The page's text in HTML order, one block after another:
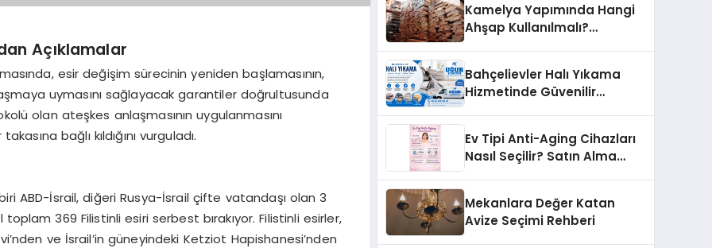
Açıklamalar
esir değişim sürecinin yeniden başlamasının,
uymasını sağlayacak garantiler doğrultusunda
olan ateşkes anlaşmasının uygulanmasını
bağlı kıldığını vurguladı.
ABD-İsrail, diğeri Rusya-İsrail çifte vatandaşı olan 3
toplam 369 Filistinli esiri serbest bırakıyor. Filistinli esirler,
ve İsrail’in güneyindeki Ketziot Hapishanesi’nden
Kamelya Yapımında Hangi
Ahşap Kullanılmalı?
Bahçelievler Halı Yıkama
Hizmetinde Güvenilir
Ev Tipi Anti-Aging Cihazları
Nasıl Seçilir? Satın Alma
Mekanlara Değer Katan
Avize Seçimi Rehberi